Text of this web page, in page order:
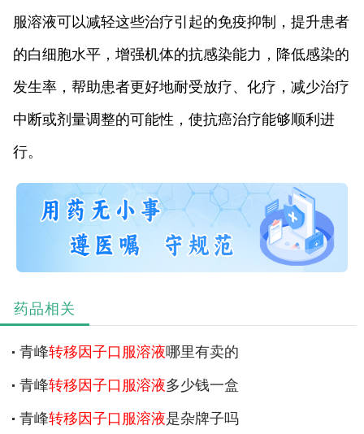
服溶液可以减轻这些治疗引起的免疫抑制，提升患者
的白细胞水平，增强机体的抗感染能力，降低感染的
发生率，帮助患者更好地耐受放疗、化疗，减少治疗
中断或剂量调整的可能性，使抗癌治疗能够顺利进
行。
药品相关
青峰转移因子口服溶液哪里有卖的
青峰转移因子口服溶液多少钱一盒
青峰转移因子口服溶液是杂牌子吗